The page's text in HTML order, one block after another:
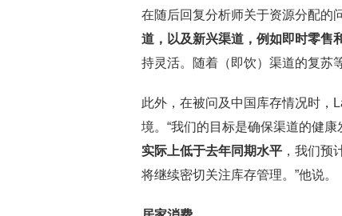
在随后回复分析师关于资源分配的
道，以及新兴渠道，例如即时零售
持灵活。随着（即饮）渠道的复苏
此外，在被问及中国库存情况时，
境。“我们的目标是确保渠道的健康
实际上低于去年同期水平 ，我们预
将继续密切关注库存管理。”他说。